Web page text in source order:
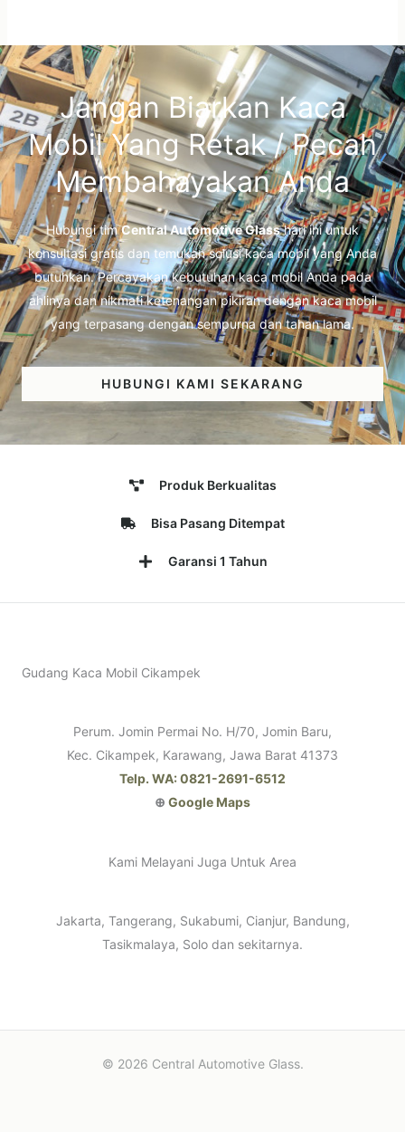
Jangan Biarkan Kaca
Mobil Yang Retak / Pecah
Membahayakan Anda
Hubungi timCentral Automotive Glasshari ini untuk
konsultasi gratis dan temukan solusi kaca mobil yang Anda
butuhkan. Percayakan kebutuhan kaca mobil Anda pada
ahlinya dan nikmati ketenangan pikiran dengan kaca mobil
yang terpasang dengan sempurna dan tahan lama.
HUBUNGI KAMI SEKARANG
Produk Berkualitas
Bisa Pasang Ditempat
Garansi 1 Tahun
Gudang Kaca Mobil Cikampek
Perum. Jomin Permai No. H/70, Jomin Baru,
Kec. Cikampek, Karawang, Jawa Barat 41373
Telp. WA: 0821-2691-6512
⊕ Google Maps
Kami Melayani Juga Untuk Area
Jakarta, Tangerang, Sukabumi, Cianjur, Bandung,
Tasikmalaya, Solo dan sekitarnya.
© 2026 Central Automotive Glass.